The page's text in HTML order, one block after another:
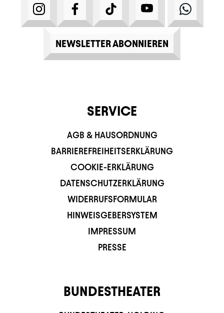
INSTAGRAMFACEBOOKTIKTOK YOUTUBE
NEWSLETTER ABONNIEREN
SERVICE
AGB & HAUSORDNUNG
BARRIEREFREIHEITSERKLÄRUNG
COOKIE-ERKLÄRUNG
DATENSCHUTZERKLÄRUNG
WIDERRUFSFORMULAR
HINWEISGEBERSYSTEM
IMPRESSUM
PRESSE
BUNDESTHEATER